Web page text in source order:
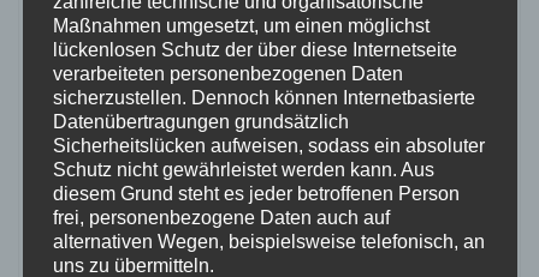
findest du einmal den Journal, in dem ich Interviews
durchführe und dir aktuelles mitteile, aber auch die
TeaTimeStories, in denen es um Gedankengänge
und Kurzgeschichten geht, als auch mein E-Book
"We all are just Stories" in dem mehrere Kapitel
meiner Kurzgeschichte veröffentlicht sind.
Außerdem habe ich seit 2021 einen Podcast mit
Annika, der heißt Foto meets Video - auch diesen
Maßnahmen umgesetzt, um einen möglichst
lückenlosen Schutz der über diese Internetseite
verarbeiteten personenbezogenen Daten
sicherzustellen. Dennoch können Internetbasierte
Datenübertragungen grundsätzlich
Sicherheitslücken aufweisen, sodass ein absoluter
Schutz nicht gewährleistet werden kann. Aus
diesem Grund steht es jeder betroffenen Person
frei, personenbezogene Daten auch auf
alternativen Wegen, beispielsweise telefonisch, an
uns zu übermitteln.